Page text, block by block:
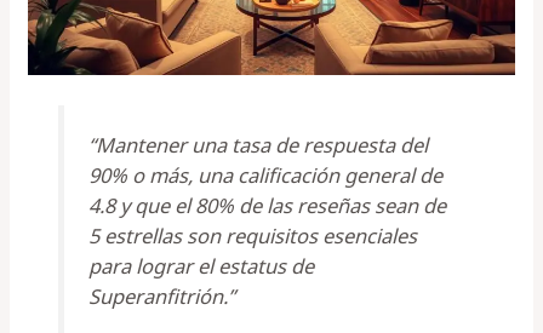
“Mantener una tasa de respuesta del
90% o más, una calificación general de
4.8 y que el 80% de las reseñas sean de
5 estrellas son requisitos esenciales
para lograr el estatus de
Superanfitrión.”